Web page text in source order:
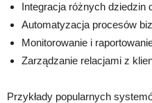
Integracja różnych dziedzin
Automatyzacja procesów
Monitorowanie i
Zarządzanie relacjami z
Przykłady popularnych